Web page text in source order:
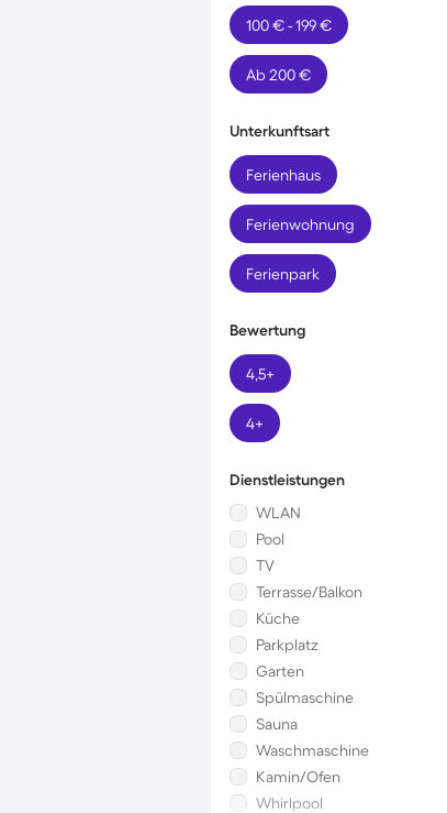
100 € - 199 €
Ab 200 €
Unterkunftsart
Ferienhaus
Ferienwohnung
Ferienpark
Bewertung
4,5+
4+
Dienstleistungen
WLAN
Pool
TV
Terrasse/Balkon
Küche
Parkplatz
Garten
Spülmaschine
Sauna
Waschmaschine
Kamin/Ofen
Whirlpool